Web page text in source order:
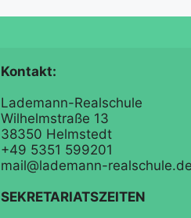
Lademann-Realschule
Wilhelmstraße 13
38350 Helmstedt
+49 5351 599201
mail@lademann-realschule.de
SEKRETARIATSZEITEN